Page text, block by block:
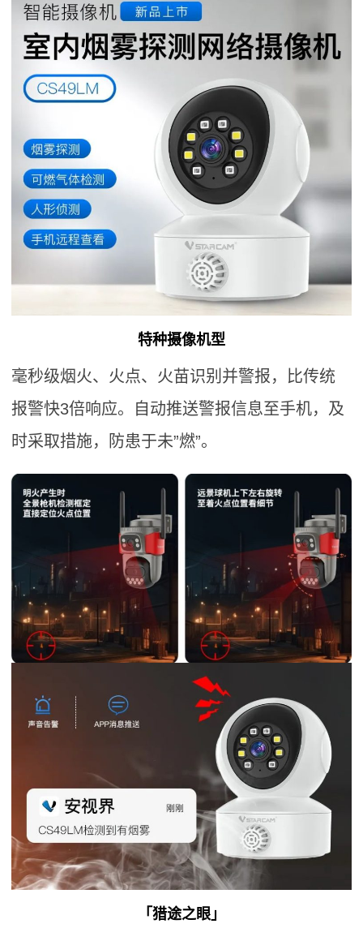
特种摄像机型
毫秒级烟火、火点、火苗识别并警报，比传统
报警快3倍响应。自动推送警报信息至手机，及
时采取措施，防患于未”燃”。
「猎途之眼」